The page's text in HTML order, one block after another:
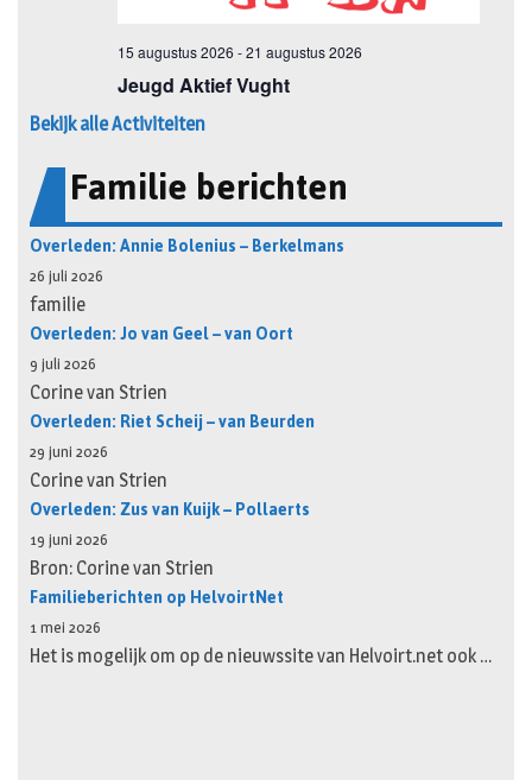
Bekijk alle Activiteiten
Familie berichten
Overleden: Annie Bolenius – Berkelmans
26 juli 2026
familie
Overleden: Jo van Geel – van Oort
9 juli 2026
Corine van Strien
Overleden: Riet Scheij – van Beurden
29 juni 2026
Corine van Strien
Overleden: Zus van Kuijk – Pollaerts
19 juni 2026
Bron: Corine van Strien
Familieberichten op HelvoirtNet
1 mei 2026
Het is mogelijk om op de nieuwssite van Helvoirt.net ook …